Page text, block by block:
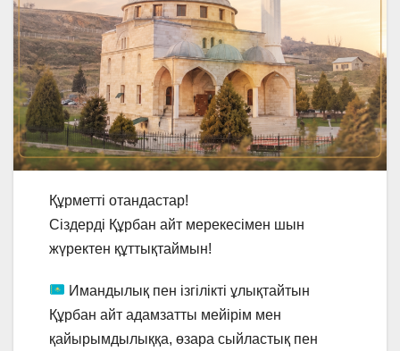
Құрметті отандастар!
Сіздерді Құрбан айт мерекесімен шын
жүректен құттықтаймын!
Имандылық пен ізгілікті ұлықтайтын
Құрбан айт адамзатты мейірім мен
қайырымдылыққа, өзара сыйластық пен